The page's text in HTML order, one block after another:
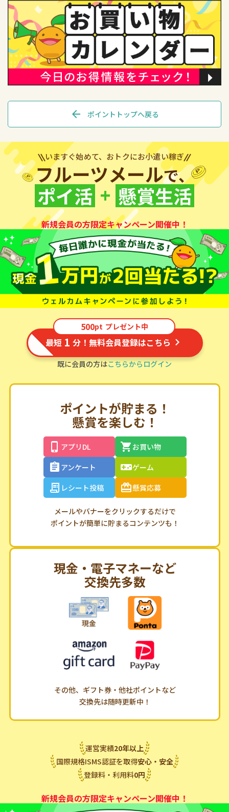
arrow_back ポイントトップへ戻る
いますぐ始めて、おトクにお小遣い稼ぎ
フルーツメールで、
ポイ活 + 懸賞生活
新規会員の方限定キャンペーン開催中！
500pt プレゼント中
最短 1 分！無料会員登録はこちら
既に会員の方はこちらからログイン
ポイントが貯まる！
懸賞を楽しむ！
アプリDL
お買い物
アンケート
ゲーム
レシート投稿
懸賞応募
メールやバナーをクリックするだけで
ポイントが簡単に貯まるコンテンツも！
現金・電子マネーなど
交換先多数
その他、ギフト券・他社ポイントなど
交換先は随時更新中！
運営実績20年以上
国際規格ISMS認証を取得安心・安全
登録料・利用料0円
新規会員の方限定キャンペーン開催中！